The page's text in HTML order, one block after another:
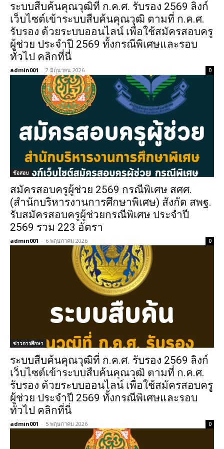
ระบบสืบค้นคุณวุฒิที่ ก.ค.ศ. รับรอง 2569 ลิงก์
เว็บไซต์เข้าระบบสืบค้นคุณวุฒิ ตามที่ ก.ค.ศ.
รับรอง ด้วยระบบออนไลน์ เพื่อใช้สมัครสอบครู
ผู้ช่วย ประจำปี 2569 ทั้งกรณีพิเศษและรอบ
ทั่วไป คลิกที่นี่
admin001 - 2 มิถุนายน 2026 0
ข้อสอบ
สมัครสอบครูผู้ช่วย 2569 กรณีพิเศษ สศศ.
(สำนักบริหารงานการศึกษาพิเศษ) สังกัด สพฐ.
รับสมัครสอบครูผู้ช่วยกรณีพิเศษ ประจำปี
2569 รวม 223 อัตรา
admin001 - 6 พฤษภาคม 2026 0
ข่าวการศึกษา
ระบบสืบค้นคุณวุฒิที่ ก.ค.ศ. รับรอง 2569 ลิงก์
เว็บไซต์เข้าระบบสืบค้นคุณวุฒิ ตามที่ ก.ค.ศ.
รับรอง ด้วยระบบออนไลน์ เพื่อใช้สมัครสอบครู
ผู้ช่วย ประจำปี 2569 ทั้งกรณีพิเศษและรอบ
ทั่วไป คลิกที่นี่
admin001 - 5 พฤษภาคม 2026 0